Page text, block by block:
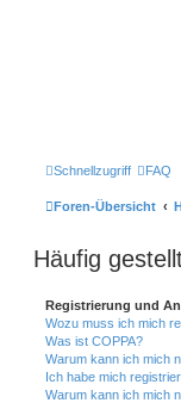
Schnellzugriff FAQ
Foren-Übersicht
Häufig
Registrierung und
Wozu muss ich mich
Was ist COPPA?
Warum kann ich mich
Ich habe mich
Warum kann ich mich